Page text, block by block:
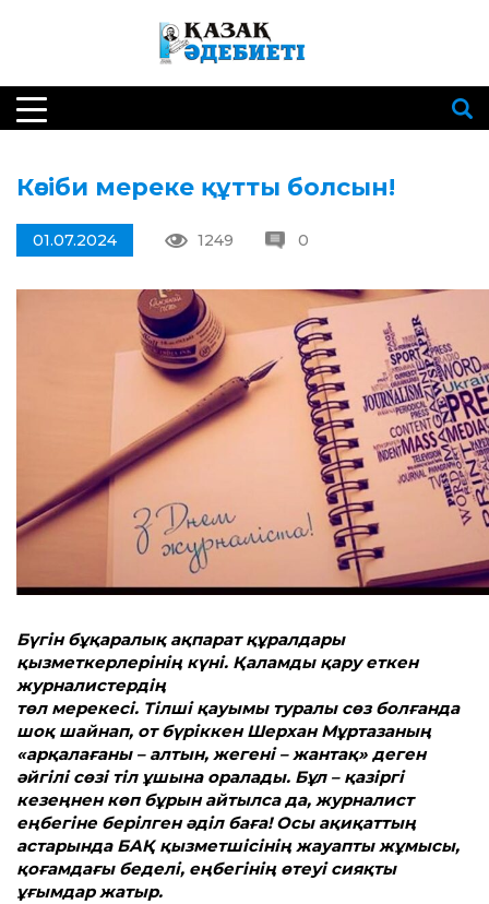
Кәсіби мереке құтты болсын!
01.07.2024 1249 0
Бүгін бұқаралық ақпарат құралдары
қызметкерлерінің күні. Қаламды қару еткен
журналистердің
төл мерекесі. Тілші қауымы туралы сөз болғанда
шоқ шайнап, от бүріккен Шерхан Мұртазаның
«арқалағаны – алтын, жегені – жантақ» деген
әйгілі сөзі тіл ұшына оралады. Бұл – қазіргі
кезеңнен көп бұрын айтылса да, журналист
еңбегіне берілген әділ баға! Осы ақиқаттың
астарында БАҚ қызметшісінің жауапты жұмысы,
қоғамдағы беделі, еңбегінің өтеуі сияқты
ұғымдар жатыр.